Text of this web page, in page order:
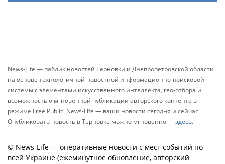
News-Life — паблик новостей Терновки и Днепропетровской области
на основе технологичной новостной информационно-поисковой
системы с элементами искусственного интеллекта, гео-отбора и
возможностью мгновенной публикации авторского контента в
режиме Free Public. News-Life — ваши новости сегодня и сейчас.
Опубликовать новость в Терновке можно мгновенно —здесь.
© News-Life — оперативные новости с мест событий по
всей Украине (ежеминутное обновление, авторский